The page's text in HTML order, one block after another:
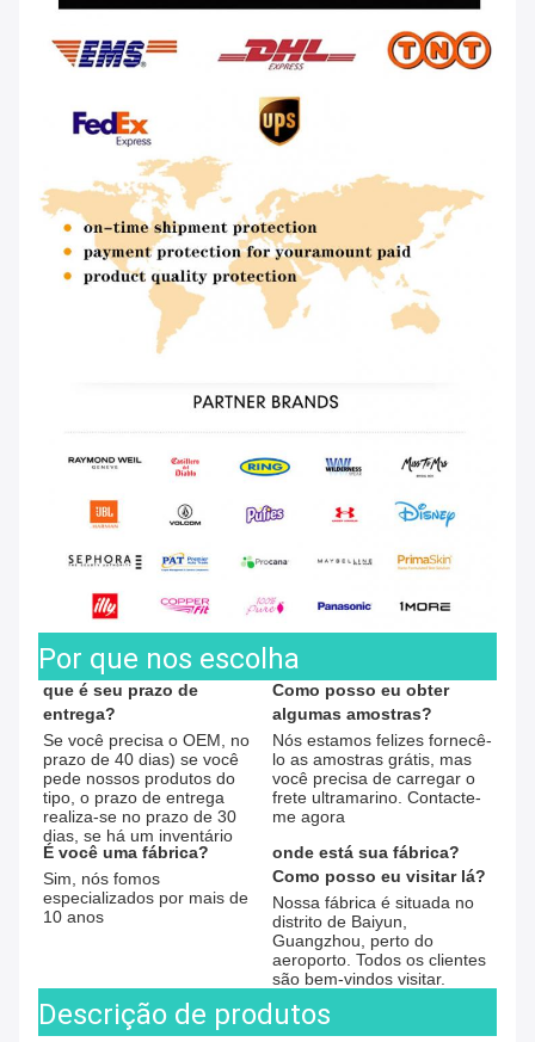
Por que nos escolha
que é seu prazo de
entrega?
Se você precisa o OEM, no
prazo de 40 dias) se você
pede nossos produtos do
tipo, o prazo de entrega
realiza-se no prazo de 30
dias, se há um inventário
Como posso eu obter
algumas amostras?
Nós estamos felizes fornecê-
lo as amostras grátis, mas
você precisa de carregar o
frete ultramarino. Contacte-
me agora
É você uma fábrica?
Sim, nós fomos
especializados por mais de
10 anos
onde está sua fábrica?
Como posso eu visitar lá?
Nossa fábrica é situada no
distrito de Baiyun,
Guangzhou, perto do
aeroporto. Todos os clientes
são bem-vindos visitar.
Descrição de produtos